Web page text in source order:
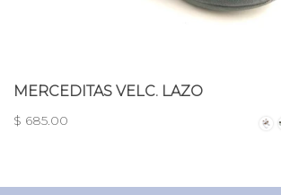
MERCEDITAS VELC. LAZO
$ 685.00